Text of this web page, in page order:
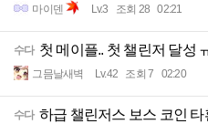
마이덴 Lv.3 조회 28 02:21
수다 첫 메이플.. 첫 챌린저 달성
그믐날새벽 Lv.42 조회 7 02:20
수다 하급 챌린저스 보스 코인